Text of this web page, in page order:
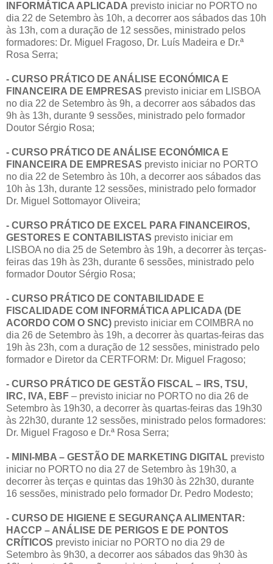
INFORMÁTICA APLICADA previsto iniciar no PORTO no
dia 22 de Setembro às 10h, a decorrer aos sábados das 10h
às 13h, com a duração de 12 sessões, ministrado pelos
formadores: Dr. Miguel Fragoso, Dr. Luís Madeira e Dr.ª
Rosa Serra;
- CURSO PRÁTICO DE ANÁLISE ECONÓMICA E
FINANCEIRA DE EMPRESAS previsto iniciar em LISBOA
no dia 22 de Setembro às 9h, a decorrer aos sábados das
9h às 13h, durante 9 sessões, ministrado pelo formador
Doutor Sérgio Rosa;
- CURSO PRÁTICO DE ANÁLISE ECONÓMICA E
FINANCEIRA DE EMPRESAS previsto iniciar no PORTO
no dia 22 de Setembro às 10h, a decorrer aos sábados das
10h às 13h, durante 12 sessões, ministrado pelo formador
Dr. Miguel Sottomayor Oliveira;
- CURSO PRÁTICO DE EXCEL PARA FINANCEIROS,
GESTORES E CONTABILISTAS previsto iniciar em
LISBOA no dia 25 de Setembro às 19h, a decorrer às terças-
feiras das 19h às 23h, durante 6 sessões, ministrado pelo
formador Doutor Sérgio Rosa;
- CURSO PRÁTICO DE CONTABILIDADE E
FISCALIDADE COM INFORMÁTICA APLICADA (DE
ACORDO COM O SNC) previsto iniciar em COIMBRA no
dia 26 de Setembro às 19h, a decorrer às quartas-feiras das
19h às 23h, com a duração de 12 sessões, ministrado pelo
formador e Diretor da CERTFORM: Dr. Miguel Fragoso;
- CURSO PRÁTICO DE GESTÃO FISCAL – IRS, TSU,
IRC, IVA, EBF – previsto iniciar no PORTO no dia 26 de
Setembro às 19h30, a decorrer às quartas-feiras das 19h30
às 22h30, durante 12 sessões, ministrado pelos formadores:
Dr. Miguel Fragoso e Dr.ª Rosa Serra;
- MINI-MBA – GESTÃO DE MARKETING DIGITAL previsto
iniciar no PORTO no dia 27 de Setembro às 19h30, a
decorrer às terças e quintas das 19h30 às 22h30, durante
16 sessões, ministrado pelo formador Dr. Pedro Modesto;
- CURSO DE HIGIENE E SEGURANÇA ALIMENTAR:
HACCP – ANÁLISE DE PERIGOS E DE PONTOS
CRÍTICOS previsto iniciar no PORTO no dia 29 de
Setembro às 9h30, a decorrer aos sábados das 9h30 às